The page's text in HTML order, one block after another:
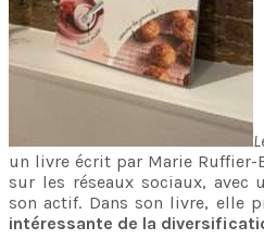
un livre écrit par Marie Ruffier-
sur les réseaux sociaux, avec
son actif. Dans son livre, elle
intéressante de la